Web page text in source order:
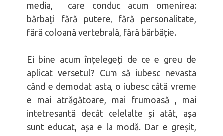
media, care conduc acum omenirea:
bărbați fără putere, fără personalitate,
fără coloană vertebrală, fără bărbăție.
Ei bine acum înțelegeți de ce e greu de
aplicat versetul? Cum să iubesc nevasta
când e demodat asta, o iubesc câtă vreme
e mai atrăgătoare, mai frumoasă , mai
intetresantă decât celelalte și atât, așa
sunt educat, așa e la modă. Dar e greșit,